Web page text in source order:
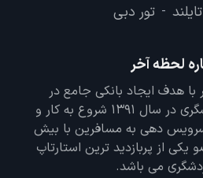
- تور دبی
لحظه آخر
هدف ایجاد بانکی جامع در
تمامی زمینه های گردشگری در سال 1391 شروع به کار و
12 سال سرویس دهی به مسافرین با بیش
یکی از پربازدید ترین استارتاپ
می باشد.